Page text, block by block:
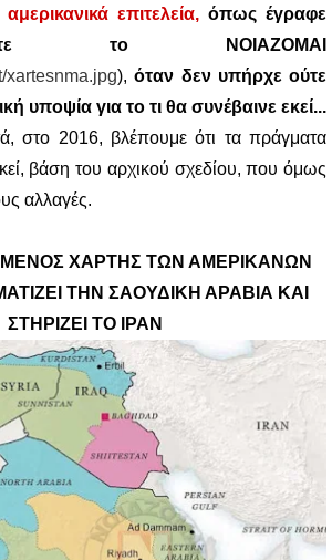
επιτελεία, όπως έγραφε
το ΝΟΙΑΖΟΜΑΙ
xartesnma.jpg),όταν δεν υπήρχε ούτε
υποψία για το τι θα συνέβαινε εκεί...
στο 2016, βλέπουμε ότι τα πράγματα
βάση του αρχικού σχεδίου, που όμως
αλλαγές.
ΧΑΡΤΗΣ ΤΩΝ ΑΜΕΡΙΚΑΝΩΝ
ΤΗΝ ΣΑΟΥΔΙΚΗ ΑΡΑΒΙΑ ΚΑΙ
ΣΤΗΡΙΖΕΙ ΤΟ ΙΡΑΝ